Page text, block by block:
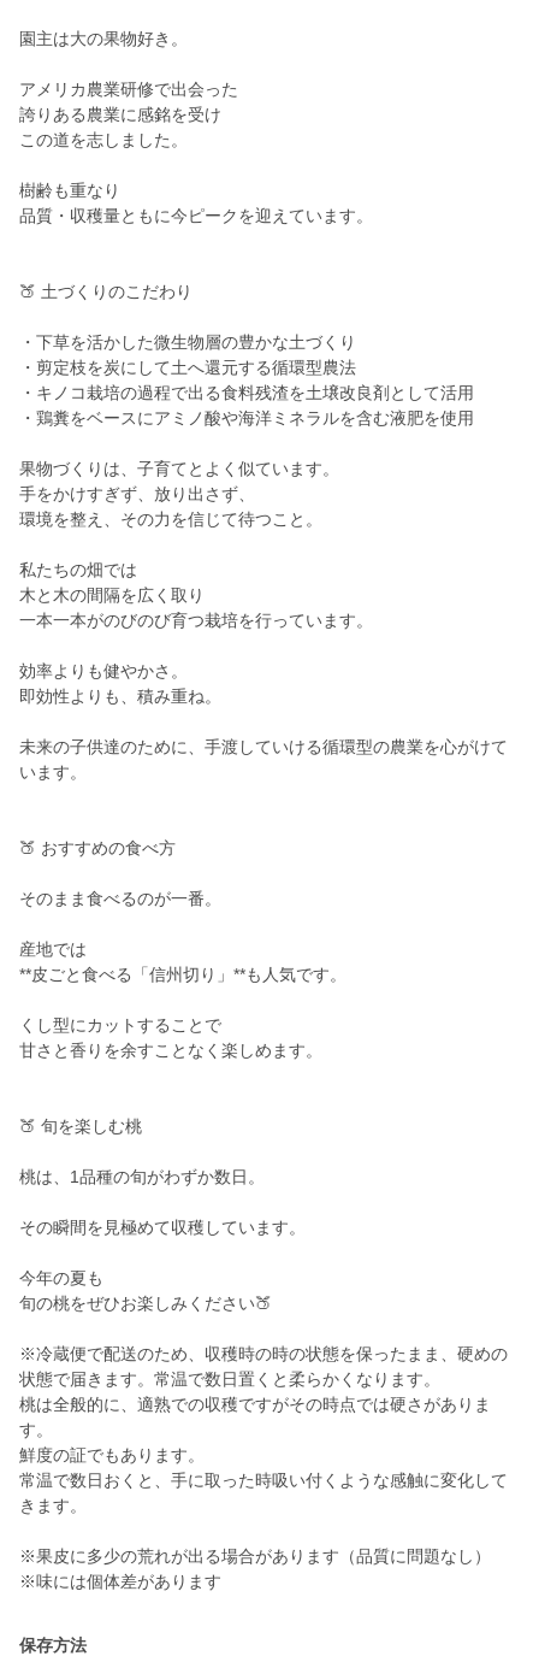
園主は大の果物好き。
アメリカ農業研修で出会った
誇りある農業に感銘を受け
この道を志しました。
樹齢も重なり
品質・収穫量ともに今ピークを迎えています。
🍑 土づくりのこだわり
・下草を活かした微生物層の豊かな土づくり
・剪定枝を炭にして土へ還元する循環型農法
・キノコ栽培の過程で出る食料残渣を土壌改良剤として活用
・鶏糞をベースにアミノ酸や海洋ミネラルを含む液肥を使用
果物づくりは、子育てとよく似ています。
手をかけすぎず、放り出さず、
環境を整え、その力を信じて待つこと。
私たちの畑では
木と木の間隔を広く取り
一本一本がのびのび育つ栽培を行っています。
効率よりも健やかさ。
即効性よりも、積み重ね。
未来の子供達のために、手渡していける循環型の農業を心がけて
います。
🍑 おすすめの食べ方
そのまま食べるのが一番。
産地では
**皮ごと食べる「信州切り」**も人気です。
くし型にカットすることで
甘さと香りを余すことなく楽しめます。
🍑 旬を楽しむ桃
桃は、1品種の旬がわずか数日。
その瞬間を見極めて収穫しています。
今年の夏も
旬の桃をぜひお楽しみください🍑
※冷蔵便で配送のため、収穫時の時の状態を保ったまま、硬めの
状態で届きます。常温で数日置くと柔らかくなります。
桃は全般的に、適熟での収穫ですがその時点では硬さがありま
す。
鮮度の証でもあります。
常温で数日おくと、手に取った時吸い付くような感触に変化して
きます。
※果皮に多少の荒れが出る場合があります（品質に問題なし）
※味には個体差があります
保存方法